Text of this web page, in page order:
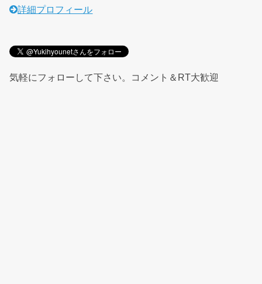
詳細プロフィール
気軽にフォローして下さい。コメント＆RT大歓迎